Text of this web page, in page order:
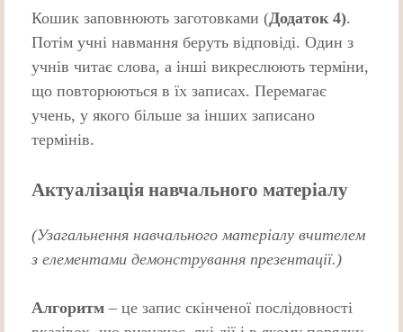
Кошик заповнюють заготовками (Додаток 4).
Потім учні навмання беруть відповіді. Один з
учнiв читає слова, а iншi викреслюють термiни,
що повторюються в їх записах. Перемагає
учень, у якого бiльше за iнших записано
термiнiв.
Актуалізація навчального матеріалу
(Узагальнення навчального матеріалу вчителем
з елементами демонстрування презентації.)
Алгоритм – це запис скінченої послідовності